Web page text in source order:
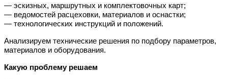
— эскизных, маршрутных и комплектовочных карт;
— ведомостей расцеховки, материалов и оснастки;
— технологических инструкций и положений.
Анализируем технические решения по подбору параметров,
материалов и оборудования.
Какую проблему решаем